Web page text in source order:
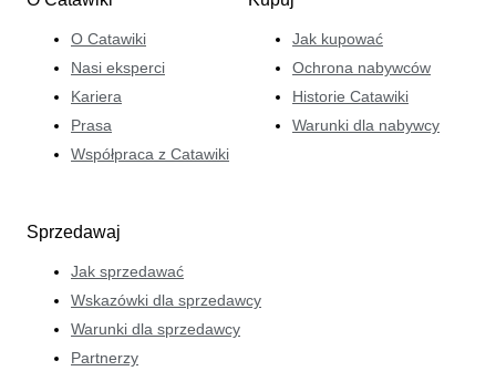
O Catawiki
Nasi eksperci
Kariera
Prasa
Współpraca z Catawiki
Jak kupować
Ochrona nabywców
Historie Catawiki
Warunki dla nabywcy
Sprzedawaj
Jak sprzedawać
Wskazówki dla sprzedawcy
Warunki dla sprzedawcy
Partnerzy